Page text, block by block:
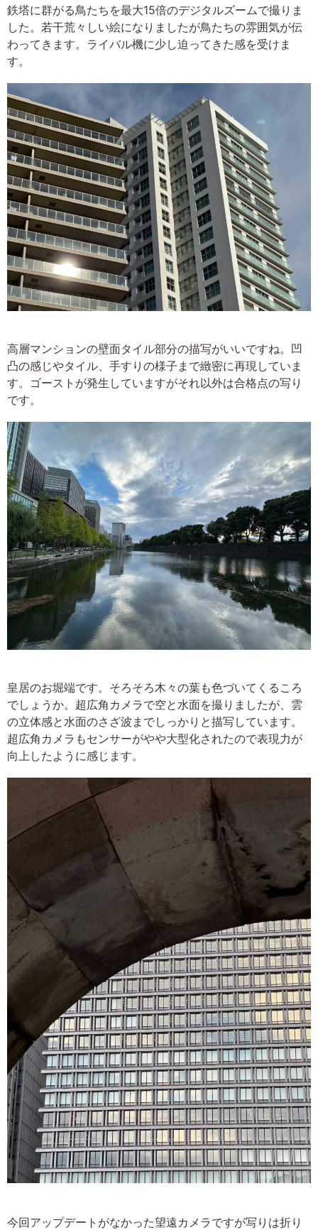
鉄塔に群がる鳥たちを最大15倍のデジタルズームで撮りま
した。若干荒々しい絵になりましたが鳥たちの雰囲気が伝
わってきます。ライバル機に少し迫ってきた感を受けま
す。
高層マンションの壁面タイル部分の描写がいいですね。凹
凸の感じやタイル、手すりの様子まで緻密に再現していま
す。ゴーストが発生していますがそれ以外は合格点の写り
です。
皇居のお堀端です。そろそろ木々の葉も色づいてくるころ
でしょうか。超広角カメラで空と水面を撮りましたが、雲
の立体感と水面のさざ波までしっかりと描写しています。
超広角カメラもセンサーがやや大型化されたので表現力が
向上したように感じます。
今回アップデートがなかった望遠カメラですが写りは折り